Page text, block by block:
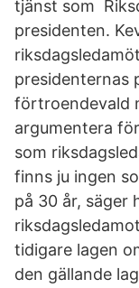
tjänst som
presidenten.
presidenternas
förtroendevald
argumentera
som
finns ju ingen
på 30 år, säger
tidigare lagen
den gällande